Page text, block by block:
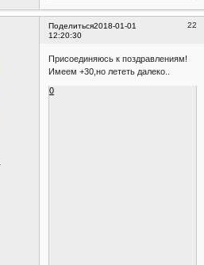
Поделиться 22
2018-01-01
12:20:30
Присоединяюсь к поздравлениям!
Имеем +30,но лететь далеко..
0